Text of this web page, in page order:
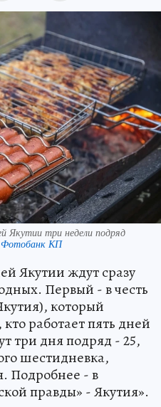
Якутии три недели подряд
Фотобанк КП
Якутии ждут сразу
Первый - в честь
который
работает пять дней
три дня подряд - 25,
шестидневка,
Подробнее - в
правды» - Якутия».